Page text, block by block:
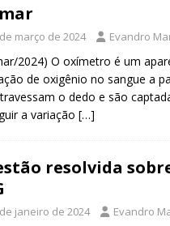
março de 2024 Evandro
2024) O oxímetro é um
de oxigênio no sangue a
o dedo e são
a variação […]
resolvida
janeiro de 2024 Evandro